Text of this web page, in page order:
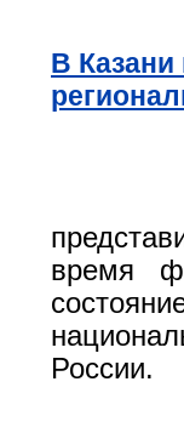
В
время
России.